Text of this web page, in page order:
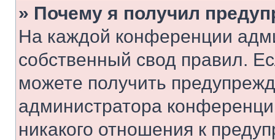
» Почему я получил
На каждой конференции
собственный свод правил.
можете получить
администратора
никакого отношения к